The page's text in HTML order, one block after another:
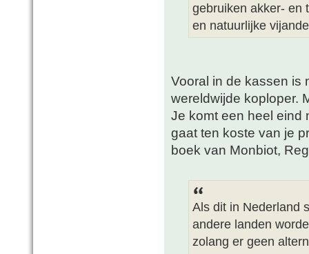
gebruiken akker- en
en natuurlijke
Vooral in de kassen is
wereldwijde koploper.
Je komt een heel eind
gaat ten koste van je
boek van Monbiot,
Als dit in Nederland
andere landen
zolang er geen